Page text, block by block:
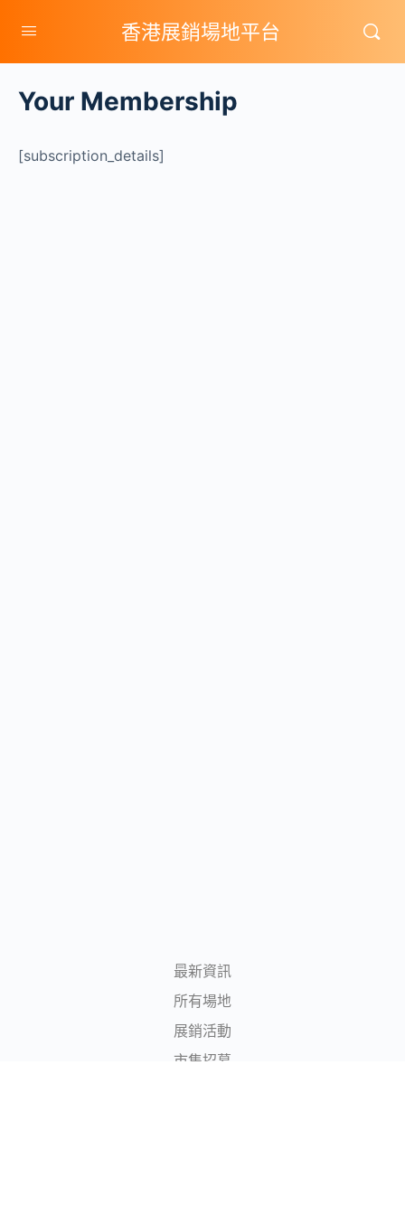
香港展銷場地平台
Your Membership
[subscription_details]
最新資訊
所有場地
展銷活動
市集招募